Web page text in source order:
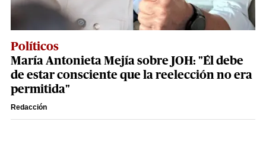
Políticos
María Antonieta Mejía sobre JOH: "Él debe
de estar consciente que la reelección no era
permitida"
Redacción